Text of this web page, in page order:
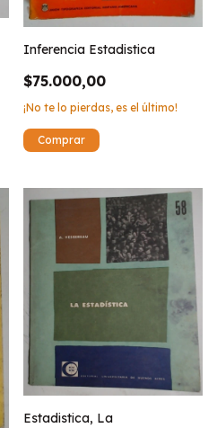
Inferencia Estadistica
$75.000,00
¡No te lo pierdas, es el último!
Estadistica, La